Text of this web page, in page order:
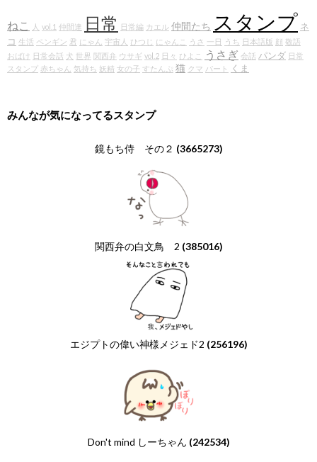
ねこ 人 vol.1 仲間達 日常 日常編 カエル 仲間たち スタンプ ネ
コ 生活 ペンギン 君 にゃん 宇宙人 ひつじ にゃんこ うさ 一日 うち 日本語版 顔 敬語
おばけ 日常会話 犬 世界 関西弁 ウサギ vol.2 日々 ひよこ うさぎ 会話 パンダ 日常
スタンプ 赤ちゃん 気持ち 妖精 女の子 すたんぷ 猫 クマ パート くま
みんなが気になってるスタンプ
鏡もち侍 その２ (3665273)
関西弁の白文鳥 2 (385016)
エジプトの偉い神様メジェド2 (256196)
Don't mind しーちゃん (242534)